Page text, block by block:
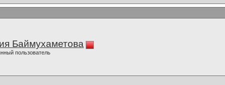
Баймухаметова
пользователь